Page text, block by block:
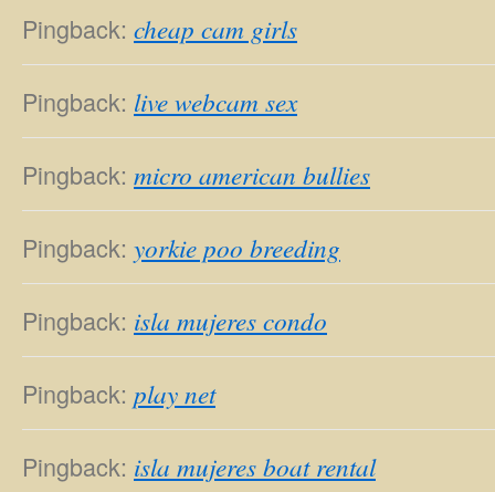
Pingback: cheap cam girls
Pingback: live webcam sex
Pingback: micro american bullies
Pingback: yorkie poo breeding
Pingback: isla mujeres condo
Pingback: play net
Pingback: isla mujeres boat rental